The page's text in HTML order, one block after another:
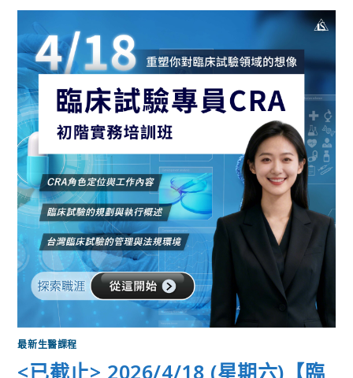
最新生醫課程
<已截止> 2026/4/18 (星期六)【臨